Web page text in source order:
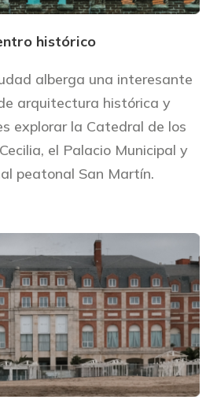
histórico
alberga una interesante
arquitectura histórica y
explorar la Catedral de los
el Palacio Municipal y
peatonal San Martín.